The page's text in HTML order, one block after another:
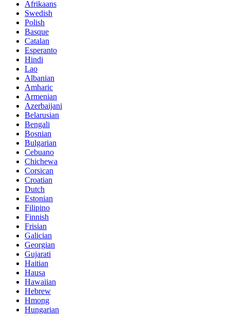
Afrikaans
Swedish
Polish
Basque
Catalan
Esperanto
Hindi
Lao
Albanian
Amharic
Armenian
Azerbaijani
Belarusian
Bengali
Bosnian
Bulgarian
Cebuano
Chichewa
Corsican
Croatian
Dutch
Estonian
Filipino
Finnish
Frisian
Galician
Georgian
Gujarati
Haitian
Hausa
Hawaiian
Hebrew
Hmong
Hungarian